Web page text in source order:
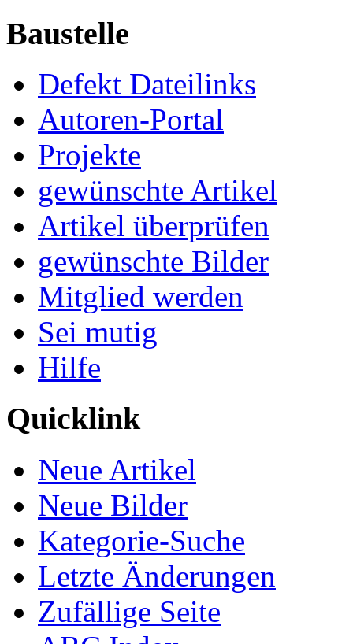
Baustelle
Defekt Dateilinks
Autoren-Portal
Projekte
gewünschte Artikel
Artikel überprüfen
gewünschte Bilder
Mitglied werden
Sei mutig
Hilfe
Quicklink
Neue Artikel
Neue Bilder
Kategorie-Suche
Letzte Änderungen
Zufällige Seite